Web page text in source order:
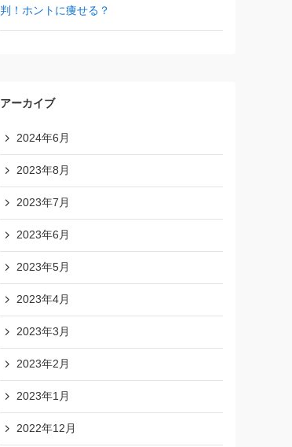
判！ホントに痩せる？
アーカイブ
2024年6月
2023年8月
2023年7月
2023年6月
2023年5月
2023年4月
2023年3月
2023年2月
2023年1月
2022年12月